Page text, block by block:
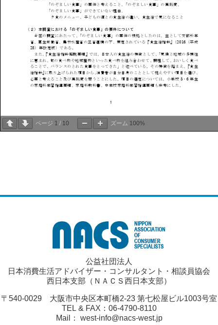
ページ 1 / 10 ズーム 100%
公益社団法人
日本消費生活アドバイザー・コンサルタント・相談員協会
西日本支部（ＮＡＣＳ西日本支部）
〒540-0029 大阪市中央区本町橋2-23 第七松屋ビル1003号室
TEL & FAX：06-4790-8110
Mail： west-info@nacs-west.jp